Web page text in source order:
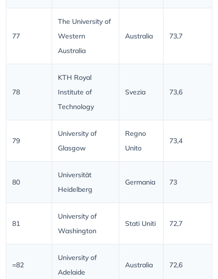
77
The University of
Western
Australia
Australia 73,7
78
KTH Royal
Institute of
Technology
Svezia 73,6
79
University of
Glasgow
Regno
Unito
73,4
80
Universität
Heidelberg
Germania 73
81
University of
Washington
Stati Uniti 72,7
=82
University of
Adelaide
Australia 72,6